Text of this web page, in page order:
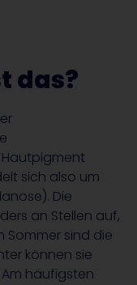
das?
Hautpigment
sich also um
Die
an Stellen auf,
Sommer sind die
können sie
häufigsten